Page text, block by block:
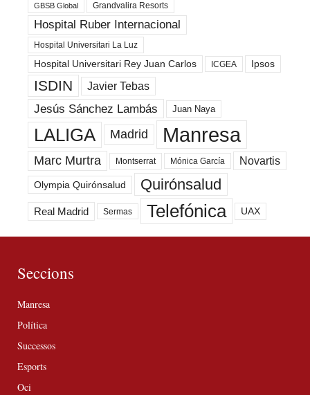
GBSB Global Grandvalira Resorts
Hospital Ruber Internacional
Hospital Universitari La Luz
Hospital Universitari Rey Juan Carlos ICGEA Ipsos
ISDIN Javier Tebas
Jesús Sánchez Lambás Juan Naya
LALIGA Madrid Manresa
Marc Murtra Montserrat Mónica García Novartis
Olympia Quirónsalud Quirónsalud
Real Madrid Sermas Telefónica UAX
Seccions
Manresa
Política
Successos
Esports
Oci